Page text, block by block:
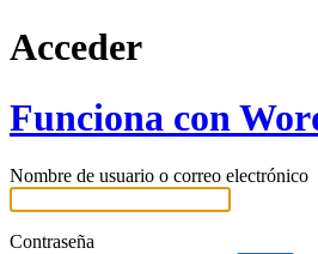
Acceder
Funciona con
Nombre de usuario o correo electrónico
Contraseña